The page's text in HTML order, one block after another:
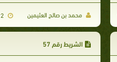
محمد بن صالح العثيمين
الشريط رقم 57